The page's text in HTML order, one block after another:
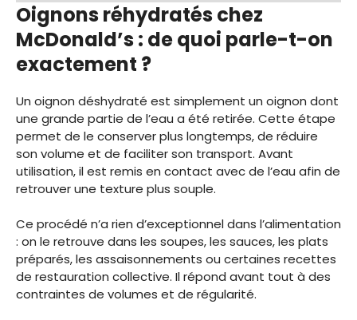
Oignons réhydratés chez
McDonald’s : de quoi parle-t-on
exactement ?
Un oignon déshydraté est simplement un oignon dont
une grande partie de l’eau a été retirée. Cette étape
permet de le conserver plus longtemps, de réduire
son volume et de faciliter son transport. Avant
utilisation, il est remis en contact avec de l’eau afin de
retrouver une texture plus souple.
Ce procédé n’a rien d’exceptionnel dans l’alimentation
: on le retrouve dans les soupes, les sauces, les plats
préparés, les assaisonnements ou certaines recettes
de restauration collective. Il répond avant tout à des
contraintes de volumes et de régularité.